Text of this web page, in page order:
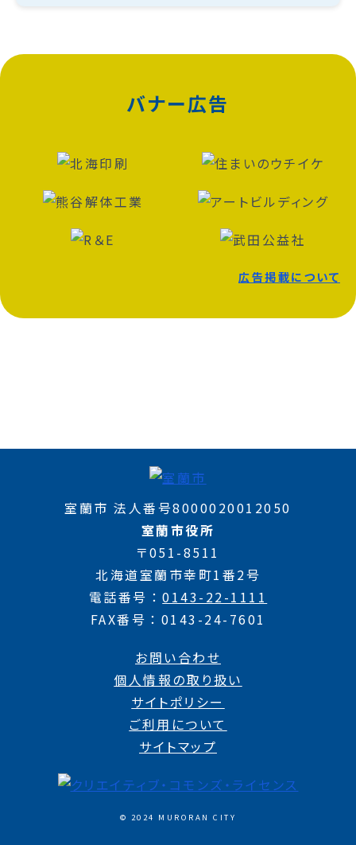
バナー広告
広告掲載について
室蘭市 法人番号8000020012050
室蘭市役所
〒051-8511
北海道室蘭市幸町1番2号
電話番号
0143-22-1111
FAX番号
0143-24-7601
お問い合わせ
個人情報の取り扱い
サイトポリシー
ご利用について
サイトマップ
© 2024 MURORAN CITY